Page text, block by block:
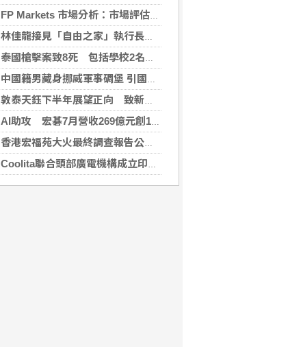
FP Markets 市場分析：市場評估下一步走勢，日圓再臨十字路口
林佳龍接見「自由之家」執行長 盼台成印太INGO樞紐
泰國槍擊案致8死 包括學校2名教師3名職員
中國籍男藏身挪威軍事碉堡 引國安疑慮遭驅逐
敦泰天鈺下半年展望正向 致新爭取更多晶圓產能
AI助攻 宏碁7月營收269億元創13年同期新高
香港宏福苑大火最終調查報告公布 菸頭引燃施工雜物
Coolita聯合頭部廣電機構成立印尼首個FAST媒體聯盟